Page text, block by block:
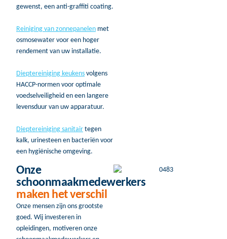
gewenst, een anti-graffiti coating.
Reiniging van zonnepanelen met
osmosewater voor een hoger
rendement van uw installatie.
Dieptereiniging keukens volgens
HACCP-normen voor optimale
voedselveiligheid en een langere
levensduur van uw apparatuur.
Dieptereiniging sanitair tegen
kalk, urinesteen en bacteriën voor
een hygiënische omgeving.
Onze
schoonmaakmedewerkers
maken het verschil
Onze mensen zijn ons grootste
goed. Wij investeren in
opleidingen, motiveren onze